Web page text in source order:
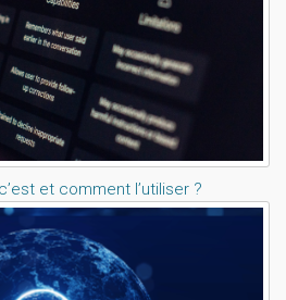
et comment l’utiliser ?